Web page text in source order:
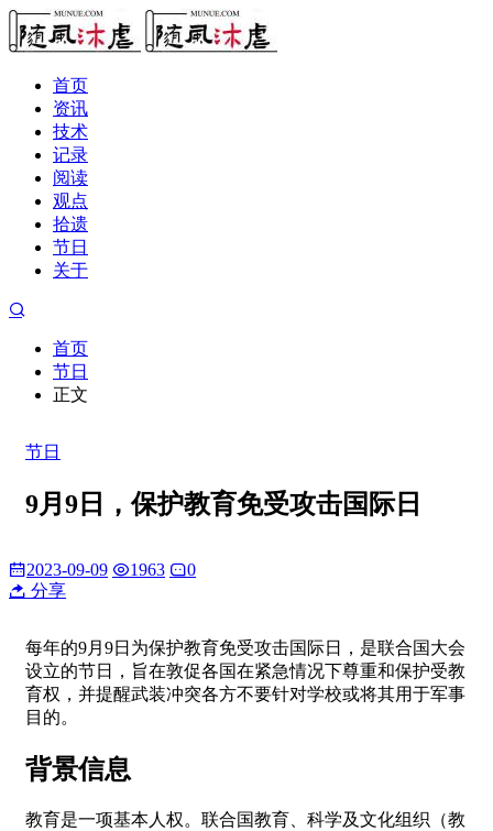
首页
资讯
技术
记录
阅读
观点
拾遗
节日
关于
首页
节日
正文
节日
9月9日，保护教育免受攻击国际日
2023-09-09 1963
0
分享
每年的9月9日为保护教育免受攻击国际日，是联合国大会
设立的节日，旨在敦促各国在紧急情况下尊重和保护受教
育权，并提醒武装冲突各方不要针对学校或将其用于军事
目的。
背景信息
教育是一项基本人权。联合国教育、科学及文化组织（教